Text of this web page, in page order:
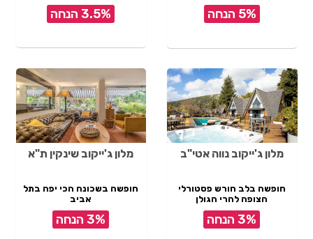
5% הנחה 3.5% הנחה
מלון ג'ייקוב נווה אטי"ב
חופשה בלב חורש פסטורלי
הצופה להרי הגולן
3% הנחה
מלון ג'ייקוב שינקין ת"א
חופשה בשכונה הכי יפה בתל
אביב
3% הנחה